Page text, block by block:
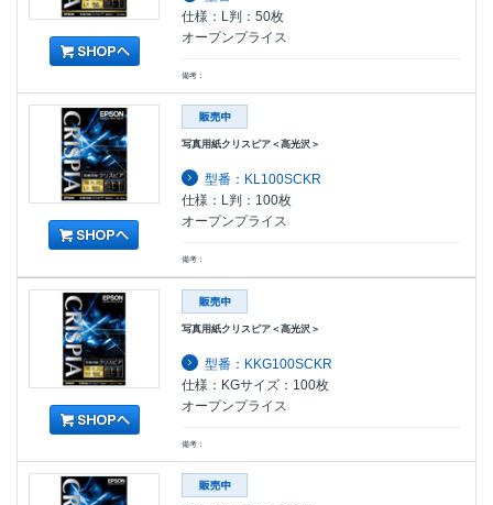
仕様：L判：50枚
オープンプライス
備考：
写真用紙クリスピア＜高光沢＞
型番：KL100SCKR
仕様：L判：100枚
オープンプライス
備考：
写真用紙クリスピア＜高光沢＞
型番：KKG100SCKR
仕様：KGサイズ：100枚
オープンプライス
備考：